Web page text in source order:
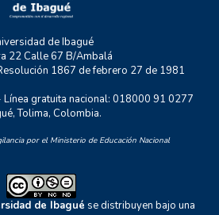
de Ibagué
22 Calle 67 B/Ambalá
1867 de febrero 27 de 1981
gratuita nacional: 018000 91 0277
Tolima, Colombia.
por el Ministerio de Educación Nacional
de Ibagué se distribuyen bajo una